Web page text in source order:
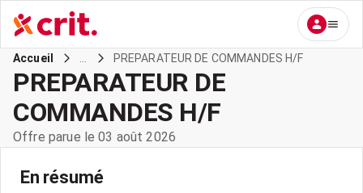
Accueil PREPARATEUR DE COMMANDES H/F
PREPARATEUR DE
COMMANDES H/F
Offre parue le 03 août 2026
En résumé